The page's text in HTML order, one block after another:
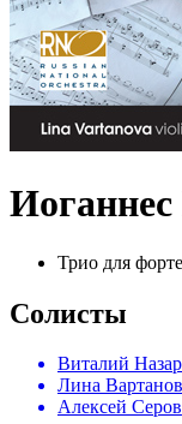
Трио для
Солисты
Виталий
Лина
Алексей Серов